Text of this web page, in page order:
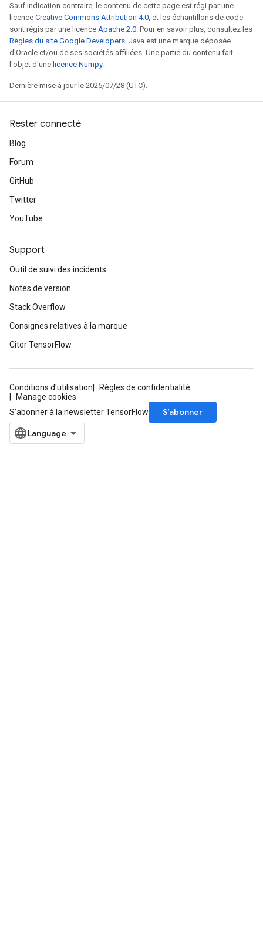
Sauf indication contraire, le contenu de cette page est régi par une
licence Creative Commons Attribution 4.0, et les échantillons de code
sont régis par une licence Apache 2.0. Pour en savoir plus, consultez les
Règles du site Google Developers. Java est une marque déposée
d'Oracle et/ou de ses sociétés affiliées. Une partie du contenu fait
l'objet d'une licence Numpy.
Dernière mise à jour le 2025/07/28 (UTC).
Rester connecté
Blog
Forum
GitHub
Twitter
YouTube
Support
Outil de suivi des incidents
Notes de version
Stack Overflow
Consignes relatives à la marque
Citer TensorFlow
Conditions d'utilisation
Règles de confidentialité
Manage cookies
S'abonner à la newsletter TensorFlow
S’abonner